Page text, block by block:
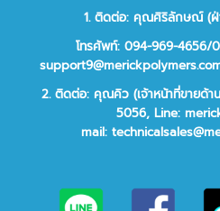
1. ติดต่อ: คุณศิริลักษณ์ (ฝ่
โทรศัพท์: 094-969-4656/
2.ติดต่อ: คุณคิว (เจ้าหน้าที่ขายด้า
5056, Line:
mail: